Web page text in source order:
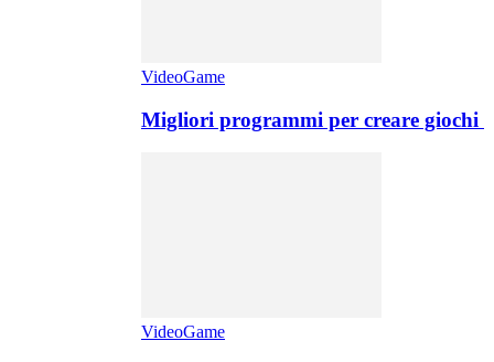
VideoGame
Migliori programmi per creare giochi
VideoGame